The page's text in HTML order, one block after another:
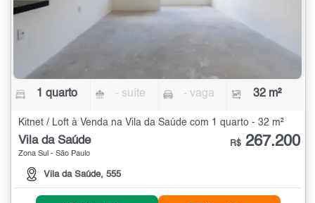
1 quarto - suíte - vaga 32 m²
Kitnet / Loft à Venda na Vila da Saúde com 1 quarto - 32 m²
Vila da Saúde
Zona Sul - São Paulo
Vila da Saúde, 555
R$ 267.200